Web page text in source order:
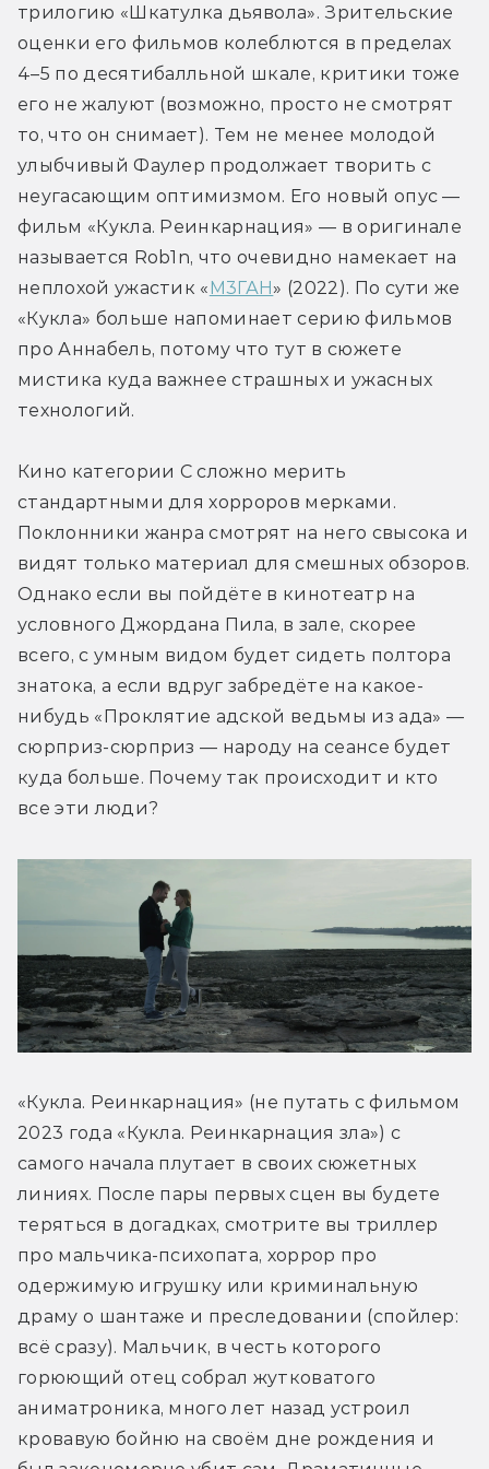
трилогию «Шкатулка дьявола». Зрительские
оценки его фильмов колеблются в пределах
4–5 по десятибалльной шкале, критики тоже
его не жалуют (возможно, просто не смотрят
то, что он снимает). Тем не менее молодой
улыбчивый Фаулер продолжает творить с
неугасающим оптимизмом. Его новый опус —
фильм «Кукла. Реинкарнация» — в оригинале
называется Rob1n, что очевидно намекает на
неплохой ужастик «М3ГАН» (2022). По сути же
«Кукла» больше напоминает серию фильмов
про Аннабель, потому что тут в сюжете
мистика куда важнее страшных и ужасных
технологий.
Кино категории С сложно мерить
стандартными для хорроров мерками.
Поклонники жанра смотрят на него свысока и
видят только материал для смешных обзоров.
Однако если вы пойдёте в кинотеатр на
условного Джордана Пила, в зале, скорее
всего, с умным видом будет сидеть полтора
знатока, а если вдруг забредёте на какое-
нибудь «Проклятие адской ведьмы из ада» —
сюрприз-сюрприз — народу на сеансе будет
куда больше. Почему так происходит и кто
все эти люди?
«Кукла. Реинкарнация» (не путать с фильмом
2023 года «Кукла. Реинкарнация зла») с
самого начала плутает в своих сюжетных
линиях. После пары первых сцен вы будете
теряться в догадках, смотрите вы триллер
про мальчика-психопата, хоррор про
одержимую игрушку или криминальную
драму о шантаже и преследовании (спойлер:
всё сразу). Мальчик, в честь которого
горюющий отец собрал жутковатого
аниматроника, много лет назад устроил
кровавую бойню на своём дне рождения и